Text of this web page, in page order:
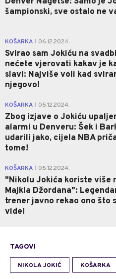
šampionski, sve ostalo ne
KOŠARKA 06.12.2024.
Svirao sam Jokiću na
nećete vjerovati kakav je
slavi: Najviše voli kad
njegovo!
KOŠARKA 05.12.2024.
Zbog izjave o Jokiću
alarmi u Denveru: Šek i
udarili jako, cijela NBA
tome!
KOŠARKA 05.12.2024.
"Nikolu Jokića koriste više
Majkla Džordana":
trener javno rekao ono što
vide!
TAGOVI
NIKOLA JOKIĆ KOŠARKA